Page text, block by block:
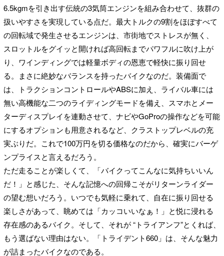
6.5kgmを引き出す伝統の3気筒エンジンを組み合わせて、抜群の
扱いやすさを実現している点だ。最大トルクの9割をほぼすべて
の回転域で発生させるエンジンは、市街地でストレスが無く、
スロットルをグイッと開ければ高回転までパワフルに吹け上が
り、ワインディングでは軽量ボディの恩恵で軽快に振り回せ
る。まさに絶妙なバランスを持ったバイクなのだ。装備面で
は、トラクションコントロールやABSに加え、ライバル車には
無い高機能な二つのライディングモードを備え、スマホとメー
ターディスプレイを連動させて、ナビやGoProの操作などを可能
にするオプションも用意されるなど、クラストップレベルの充
実ぶりだ。これで100万円を切る価格なのだから、確実にバーゲ
ンプライスと言えるだろう。
ただ走ることが楽しくて、「バイクってこんなに気持ちいいん
だ！」と感じた、そんな記憶への回帰こそがリターンライダー
の望む想いだろう。いつでも気軽に乗れて、自在に振り回せる
楽しさがあって、眺めては「カッコいいなぁ！」と悦に浸れる
存在感のあるバイク。そして、それが “トライアンフ”とくれば、
もう選ばない理由はない。「トライデント660」は、そんな魅力
が詰まったバイクなのである。